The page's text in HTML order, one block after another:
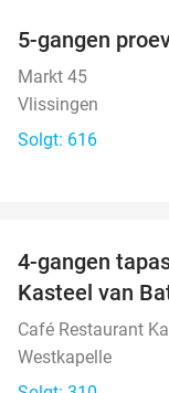
5-gangen
Markt 45
Vlissingen
Solgt: 616
4-gangen
Kasteel van
Café Restaurant
Westkapelle